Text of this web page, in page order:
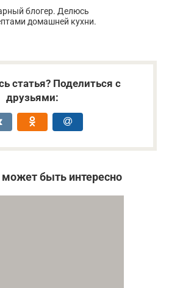
блогер. Делюсь
домашней кухни.
статья? Поделиться с
друзьями:
быть интересно